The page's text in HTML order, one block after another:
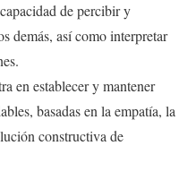
de percibir y
demás, así como interpretar
en establecer y mantener
basadas en la empatía, la
constructiva de